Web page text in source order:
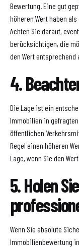
Bewertung. Eine gut
höheren Wert haben
Achten Sie darauf,
berücksichtigen, die
den Wert entsprechend
4.
Die Lage ist ein
Immobilien in
öffentlichen
Regel einen höheren
Lage, wenn Sie den
5. Holen
Wenn Sie absolute
Immobilienbewertung